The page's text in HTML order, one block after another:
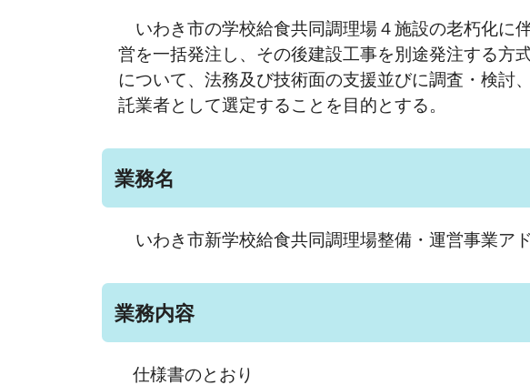
ご意見・ご質問 水道局
いわき市の学校給食共同調理場４施設の老朽化に
営を一括発注し、その後建設工事を別途発注する方
について、法務及び技術面の支援並びに調査・検討
託業者として選定することを目的とする。
業務名
いわき市新学校給食共同調理場整備・運営事業ア
業務内容
仕様書のとおり